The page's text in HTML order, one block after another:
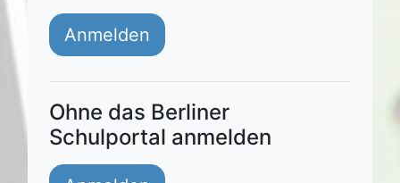
Anmelden
Ohne das Berliner
Schulportal anmelden